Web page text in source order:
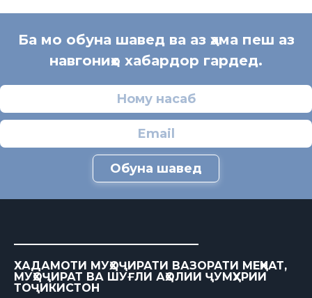
Ба мо обуна шавед ва аз ҳама пеш аз
навгониҳо хабардор гардед.
Обуна шавед
ХАДАМОТИ МУҲОҶИРАТИ ВАЗОРАТИ МЕҲНАТ,
МУҲОҶИРАТ ВА ШУҒЛИ АҲОЛИИ ҶУМҲУРИИ
ТОҶИКИСТОН